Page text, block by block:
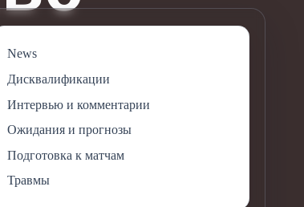
News
Дисквалификации
Интервью и комментарии
Ожидания и прогнозы
Подготовка к матчам
Травмы